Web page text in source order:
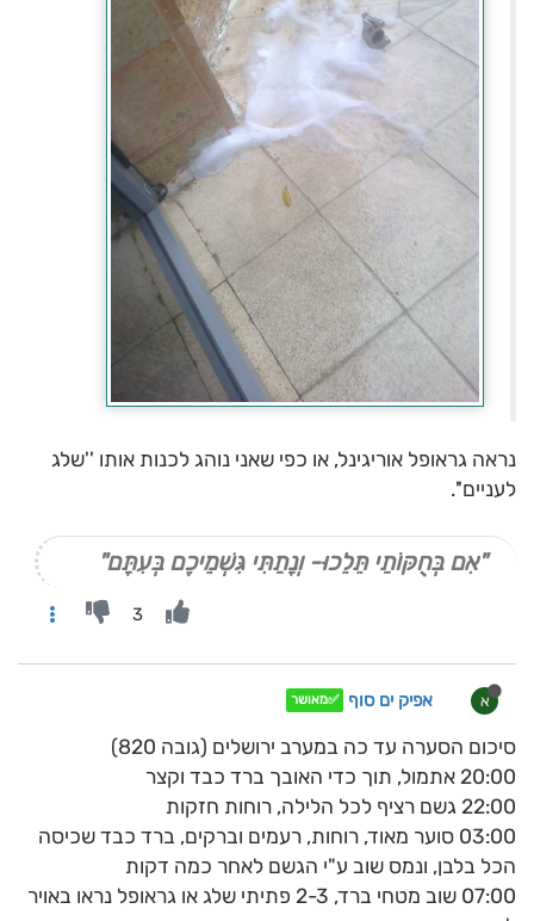
נראה גראופל אוריגינל, או כפי שאני נוהג לכנות אותו ''שלג
לעניים''.
"אִם בְּחֻקּוֹתַי תֵּלֵכוּ- וְנָתַתִּי גִּשְׁמֵיכֶם בְּעִתָּם"
3
א אפיק ים סוף ✅מאושר
סיכום הסערה עד כה במערב ירושלים (גובה 820)
20:00 אתמול, תוך כדי האובך ברד כבד וקצר
22:00 גשם רציף לכל הלילה, רוחות חזקות
03:00 סוער מאוד, רוחות, רעמים וברקים, ברד כבד שכיסה
הכל בלבן, ונמס שוב ע"י הגשם לאחר כמה דקות
07:00 שוב מטחי ברד, 2-3 פתיתי שלג או גראופל נראו באויר